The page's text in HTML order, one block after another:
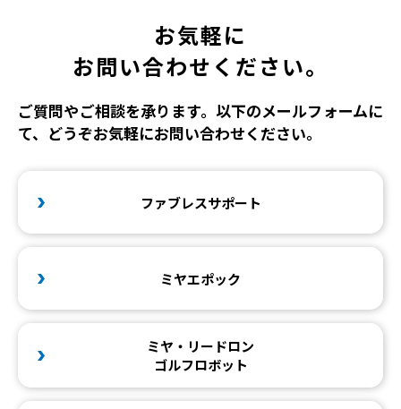
お気軽に
お問い合わせください。
ご質問やご相談を承ります。以下のメールフォームに
て、どうぞお気軽にお問い合わせください。
ファブレスサポート
ミヤエポック
ミヤ・リードロン
ゴルフロボット